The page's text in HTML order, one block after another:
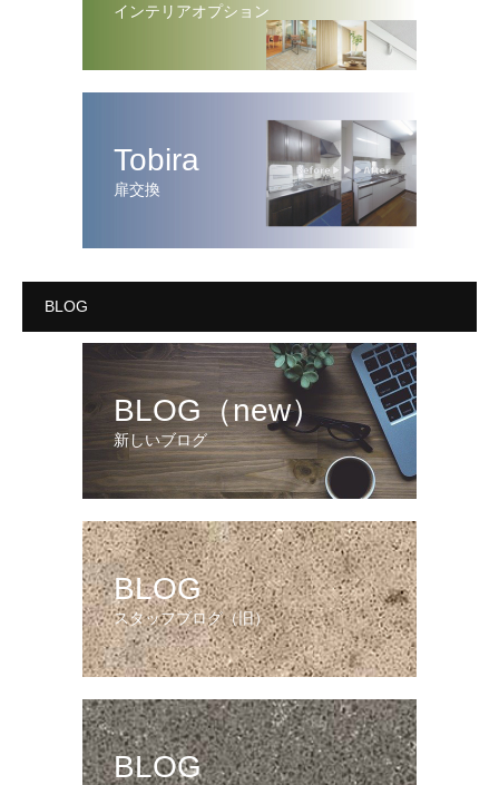
インテリアオプション
Tobira
扉交換
BLOG
BLOG（new）
新しいブログ
BLOG
スタッフブログ（旧）
BLOG